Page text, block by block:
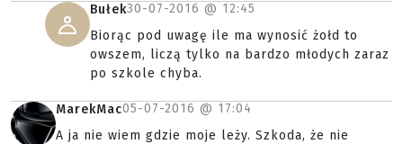
Bułek30-07-2016 @ 12:45
Biorąc pod uwagę ile ma wynosić żołd to
owszem, liczą tylko na bardzo młodych zaraz
po szkole chyba.
MarekMac05-07-2016 @ 17:04
A ja nie wiem gdzie moje leży. Szkoda, że nie